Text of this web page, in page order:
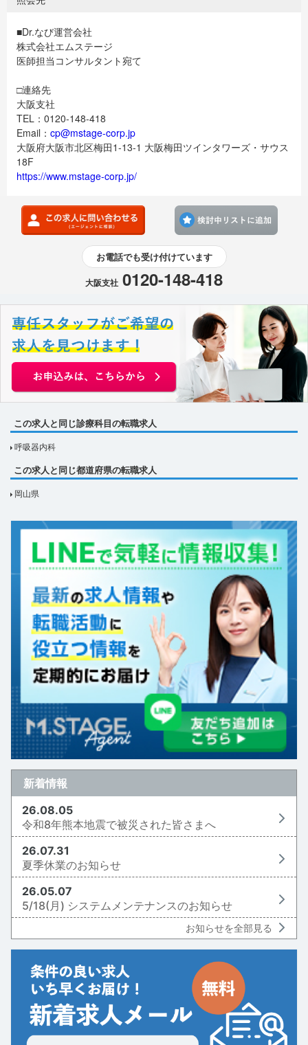
■Dr.なび運営会社
株式会社エムステージ
医師担当コンサルタント宛て
□連絡先
大阪支社
TEL：0120-148-418
Email： cp@mstage-corp.jp
大阪府大阪市北区梅田1-13-1 大阪梅田ツインタワーズ・サウス
18F
https://www.mstage-corp.jp/
お電話でも受け付けています
大阪支社 0120-148-418
この求人と同じ診療科目の転職求人
呼吸器内科
この求人と同じ都道府県の転職求人
岡山県
新着情報
26.08.05
令和8年熊本地震で被災された皆さまへ
26.07.31
夏季休業のお知らせ
26.05.07
5/18(月) システムメンテナンスのお知らせ
お知らせを全部見る